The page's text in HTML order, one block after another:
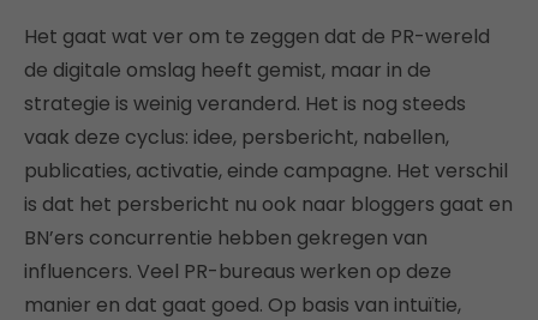
Het gaat wat ver om te zeggen dat de PR-wereld
de digitale omslag heeft gemist, maar in de
strategie is weinig veranderd. Het is nog steeds
vaak deze cyclus: idee, persbericht, nabellen,
publicaties, activatie, einde campagne. Het verschil
is dat het persbericht nu ook naar bloggers gaat en
BN’ers concurrentie hebben gekregen van
influencers. Veel PR-bureaus werken op deze
manier en dat gaat goed. Op basis van intuïtie,